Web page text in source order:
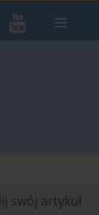
swój artykuł